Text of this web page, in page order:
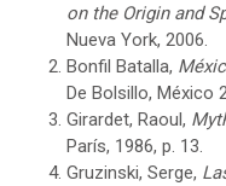
on the Origin and
Nueva York, 2006.
Bonfil Batalla,
De Bolsillo, México
Girardet, Raoul,
París, 1986, p. 13.
Gruzinski, Serge,